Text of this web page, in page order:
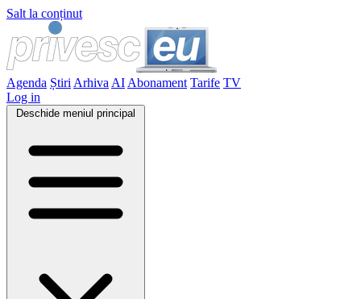
Salt la conținut
Agenda Știri Arhiva AI Abonament Tarife TV
Log in
Deschide meniul principal